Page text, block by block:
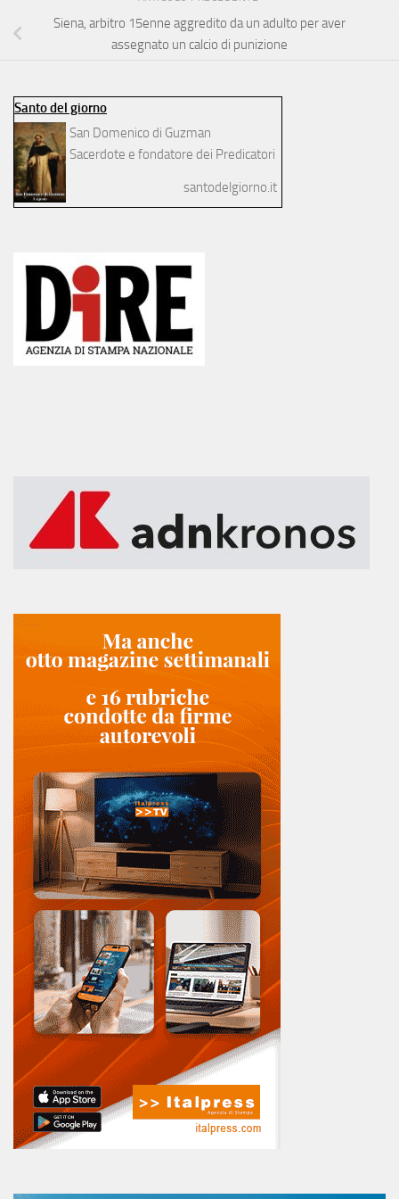
Siena, arbitro 15enne aggredito da un adulto per aver
assegnato un calcio di punizione
Santo del giorno
San Domenico di Guzman
Sacerdote e fondatore dei Predicatori
santodelgiorno.it